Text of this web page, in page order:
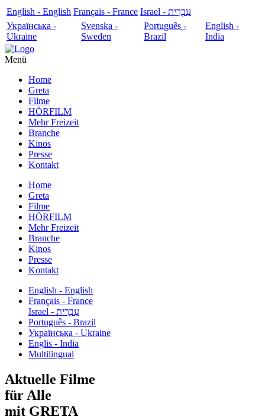
English - English Français - France
עִבְרִית - Israel
Українська -
Ukraine
Svenska -
Sweden
Português -
Brazil
English -
India
Menü
Home
Greta
Filme
HÖRFILM
Mehr Freizeit
Branche
Kinos
Presse
Kontakt
Home
Greta
Filme
HÖRFILM
Mehr Freizeit
Branche
Kinos
Presse
Kontakt
English - English
Français - France
עִבְרִית - Israel
Português - Brazil
Українська - Ukraine
Englis - India
Multilingual
Aktuelle Filme
für Alle
mit GRETA